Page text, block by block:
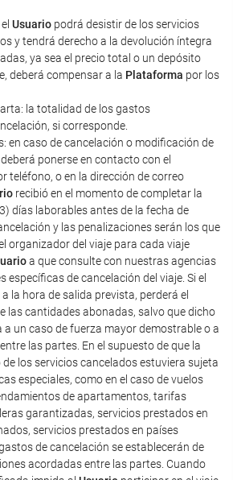
Usuario podrá desistir de los servicios
y tendrá derecho a la devolución íntegra
ya sea el precio total o un depósito
deberá compensar a la Plataforma por los
la totalidad de los gastos
si corresponde.
en caso de cancelación o modificación de
deberá ponerse en contacto con el
teléfono, o en la dirección de correo
recibió en el momento de completar la
días laborables antes de la fecha de
y las penalizaciones serán los que
organizador del viaje para cada viaje
a que consulte con nuestras agencias
específicas de cancelación del viaje. Si el
la hora de salida prevista, perderá el
las cantidades abonadas, salvo que dicho
a un caso de fuerza mayor demostrable o a
las partes. En el supuesto de que la
los servicios cancelados estuviera sujeta
especiales, como en el caso de vuelos
de apartamentos, tarifas
garantizadas, servicios prestados en
servicios prestados en países
de cancelación se establecerán de
acordadas entre las partes. Cuando